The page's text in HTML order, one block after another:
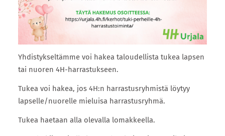
Yhdistykseltämme voi hakea taloudellista tukea lapsen
tai nuoren 4H-harrastukseen.
Tukea voi hakea, jos 4H:n harrastusryhmistä löytyy
lapselle/nuorelle mieluisa harrastusryhmä.
Tukea haetaan alla olevalla lomakkeella.